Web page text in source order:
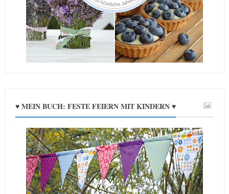
♥ MEIN BUCH: FESTE FEIERN MIT KINDERN ♥